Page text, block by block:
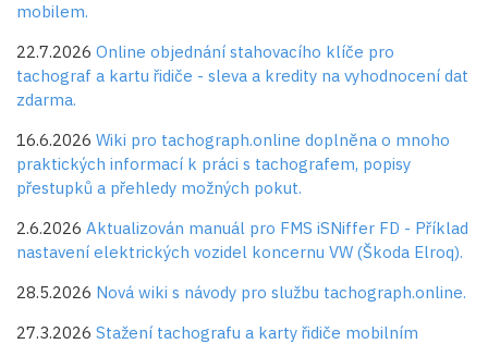
mobilem.
22.7.2026 Online objednání stahovacího klíče pro
tachograf a kartu řidiče - sleva a kredity na vyhodnocení dat
zdarma.
16.6.2026 Wiki pro tachograph.online doplněna o mnoho
praktických informací k práci s tachografem, popisy
přestupků a přehledy možných pokut.
2.6.2026 Aktualizován manuál pro FMS iSNiffer FD - Příklad
nastavení elektrických vozidel koncernu VW (Škoda Elroq).
28.5.2026 Nová wiki s návody pro službu tachograph.online.
27.3.2026 Stažení tachografu a karty řidiče mobilním